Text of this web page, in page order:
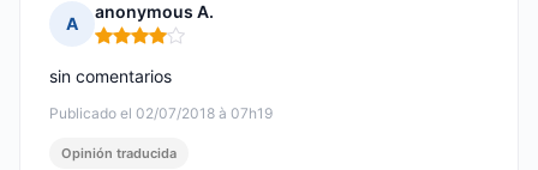
A
anonymous A.
Nota: 4 de 5
Publicado el 02/07/2018 à 07h19
sin comentarios
Opinión traducida